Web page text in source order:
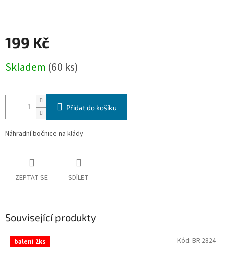
199 Kč
cena:
Skladem (60 ks)
Přidat do košíku
Náhradní bočnice na klády
ZEPTAT SE SDÍLET
Související produkty
baleni 2ks Kód: BR 2824